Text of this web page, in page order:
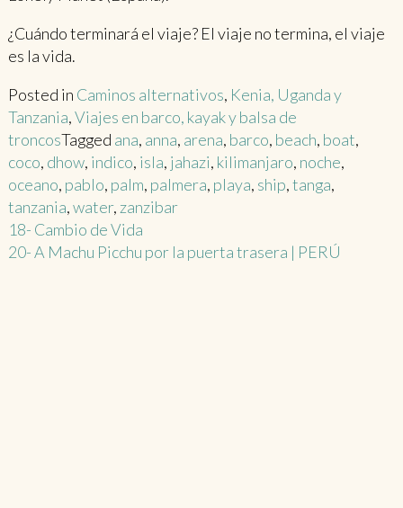
¿Cuándo terminará el viaje? El viaje no termina, el viaje
es la vida.
Posted in Caminos alternativos, Kenia, Uganda y
Tanzania,Viajes en barco, kayak y balsa de
troncosTagged ana, anna, arena, barco, beach, boat,
coco, dhow, indico, isla, jahazi, kilimanjaro, noche,
oceano, pablo, palm, palmera, playa, ship,tanga,
tanzania,water, zanzibar
Post
navigation
18- Cambio de Vida
20- A Machu Picchu por la puerta trasera | PERÚ